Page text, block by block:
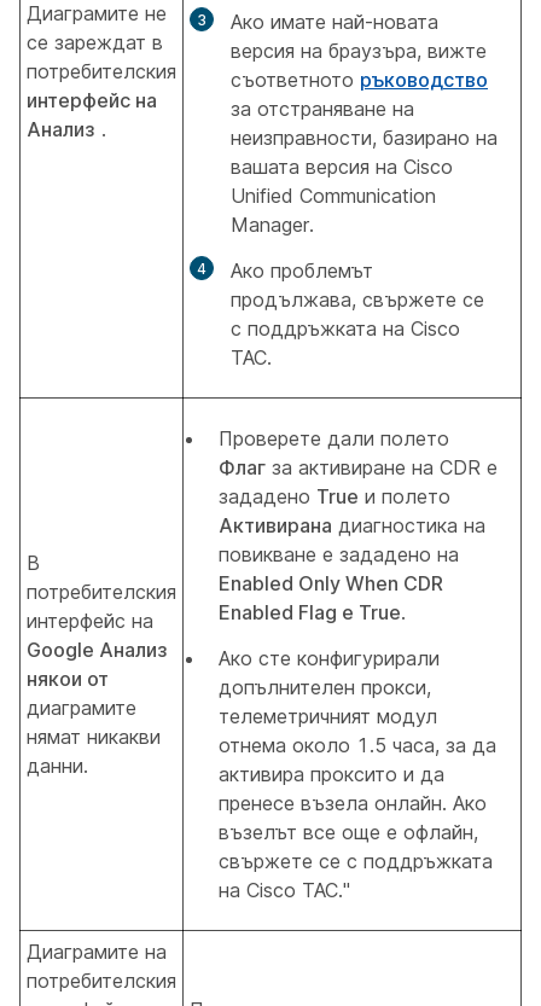
Диаграмите не
се зареждат в
потребителския
интерфейс на
Анализ .
Ако имате най-новата
версия на браузъра, вижте
съответното ръководство
за отстраняване на
неизправности, базирано на
вашата версия на Cisco
Unified Communication
Manager.
Ако проблемът
продължава, свържете се
с поддръжката на Cisco
TAC.
В
потребителския
интерфейс на
Google Анализ
някои от
диаграмите
нямат никакви
данни.
Проверете дали полето
Флаг за активиране на CDR е
зададено True и полето
Активирана диагностика на
повикване е зададено на
Enabled Only When CDR
Enabled Flag е True.
Ако сте конфигурирали
допълнителен прокси,
телеметричният модул
отнема около 1.5 часа, за да
активира проксито и да
пренесе възела онлайн. Ако
възелът все още е офлайн,
свържете се с поддръжката
на Cisco TAC."
Диаграмите на
потребителския